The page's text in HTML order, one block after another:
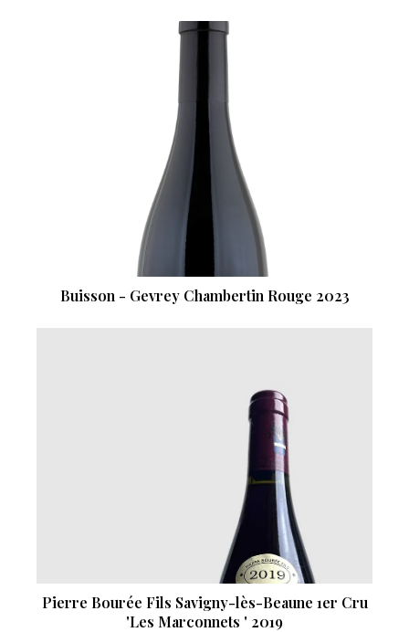
Buisson - Gevrey Chambertin Rouge 2023
Pierre Bourée Fils Savigny-lès-Beaune 1er Cru
'Les Marconnets ' 2019